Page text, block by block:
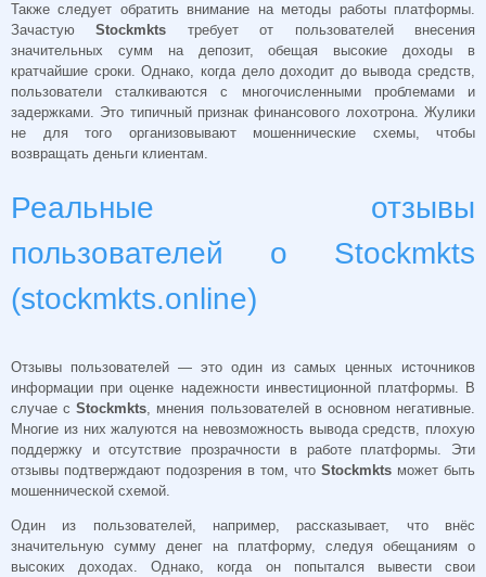
Также следует обратить внимание на методы работы платформы.
ЗачастуюStockmkts требует от пользователей внесения
значительных сумм на депозит, обещая высокие доходы в
кратчайшие сроки. Однако, когда дело доходит до вывода средств,
пользователи сталкиваются с многочисленными проблемами и
задержками. Это типичный признак финансового лохотрона. Жулики
не для того организовывают мошеннические схемы, чтобы
возвращать деньги клиентам.
Реальные отзывы
пользователей о Stockmkts
(stockmkts.online)
Отзывы пользователей — это один из самых ценных источников
информации при оценке надежности инвестиционной платформы. В
случае сStockmkts, мнения пользователей в основном негативные.
Многие из них жалуются на невозможность вывода средств, плохую
поддержку и отсутствие прозрачности в работе платформы. Эти
отзывы подтверждают подозрения в том, что Stockmkts может быть
мошеннической схемой.
Один из пользователей, например, рассказывает, что внёс
значительную сумму денег на платформу, следуя обещаниям о
высоких доходах. Однако, когда он попытался вывести свои